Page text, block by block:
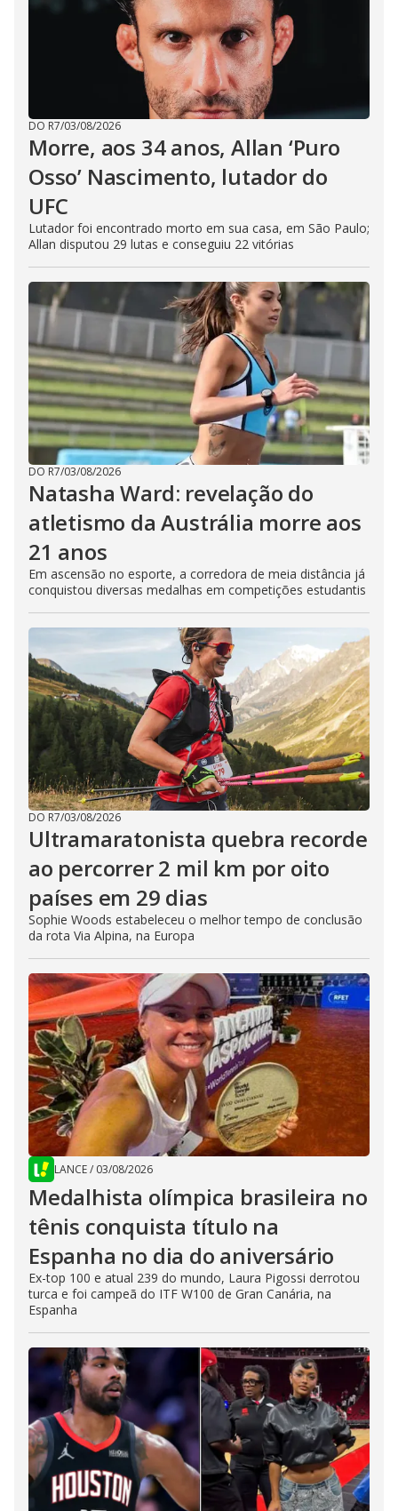
DO R7/03/08/2026
Morre, aos 34 anos, Allan ‘Puro
Osso’ Nascimento, lutador do
UFC
Lutador foi encontrado morto em sua casa, em São Paulo;
Allan disputou 29 lutas e conseguiu 22 vitórias
DO R7/03/08/2026
Natasha Ward: revelação do
atletismo da Austrália morre aos
21 anos
Em ascensão no esporte, a corredora de meia distância já
conquistou diversas medalhas em competições estudantis
DO R7/03/08/2026
Ultramaratonista quebra recorde
ao percorrer 2 mil km por oito
países em 29 dias
Sophie Woods estabeleceu o melhor tempo de conclusão
da rota Via Alpina, na Europa
LANCE/ 03/08/2026
Medalhista olímpica brasileira no
tênis conquista título na
Espanha no dia do aniversário
Ex-top 100 e atual 239 do mundo, Laura Pigossi derrotou
turca e foi campeã do ITF W100 de Gran Canária, na
Espanha